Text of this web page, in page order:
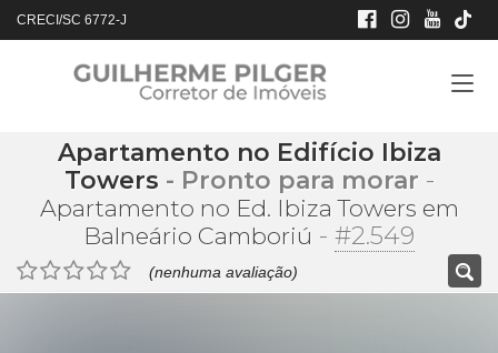
CRECI/SC 6772-J
Apartamento no Edifício Ibiza
Towers - Pronto para morar -
Apartamento no Ed. Ibiza Towers em
Balneário Camboriú - #2.549
(nenhuma avaliação)